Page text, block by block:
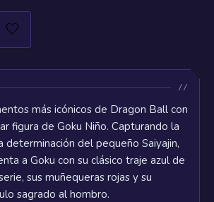
🤍
más icónicos de Dragon Ball con
figura de Goku Niño. Capturando la
determinación del pequeño Saiyajin,
a Goku con su clásico traje azul de
sus muñequeras rojas y su
sagrado al hombro.